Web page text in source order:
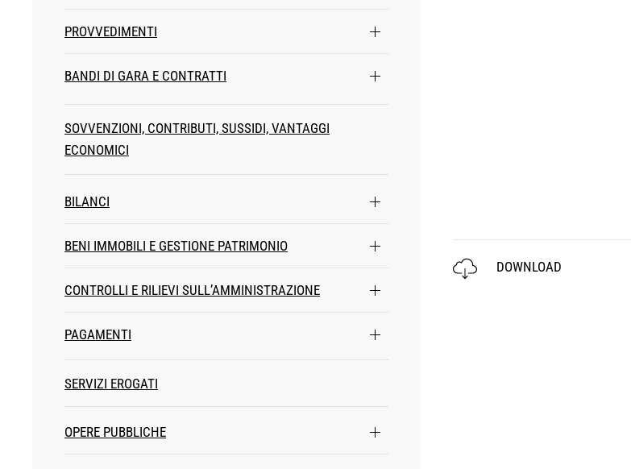
PROVVEDIMENTI
BANDI DI GARA E CONTRATTI
SOVVENZIONI, CONTRIBUTI, SUSSIDI, VANTAGGI
ECONOMICI
BILANCI
BENI IMMOBILI E GESTIONE PATRIMONIO
CONTROLLI E RILIEVI SULL’AMMINISTRAZIONE
PAGAMENTI
SERVIZI EROGATI
OPERE PUBBLICHE
DOWNLOAD